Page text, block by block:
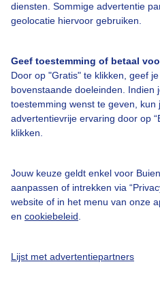
diensten. Sommige advertentie
geolocatie hiervoor gebruiken.
Geef toestemming of betaal
Door op "Gratis" te klikken, geef
bovenstaande doeleinden. Indien
toestemming wenst te geven, kun
advertentievrije ervaring door op
klikken.
Jouw keuze geldt enkel voor
aanpassen of intrekken via
website of in het menu van onze
en cookiebeleid
Lijst met advertentiepartners
Contact
Gebruikersvoorwaarden
Adverteren
Buienradar Team
Privacy beleid
Privacy instellingen
Gratis weerdata
Buienradar